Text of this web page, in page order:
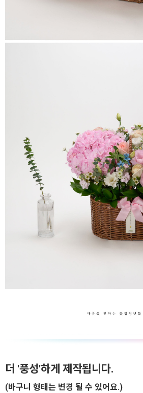
더 '풍성'하게 제작됩니다.
(바구니 형태는 변경 될 수 있어요.)